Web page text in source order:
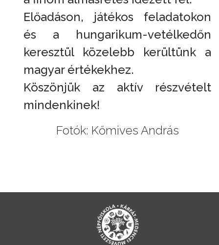
Előadáson, játékos feladatokon
és a hungarikum-vetélkedőn
keresztül közelebb kerültünk a
magyar értékekhez.
Köszönjük az aktív részvételt
mindenkinek!
Fotók: Kőmives András